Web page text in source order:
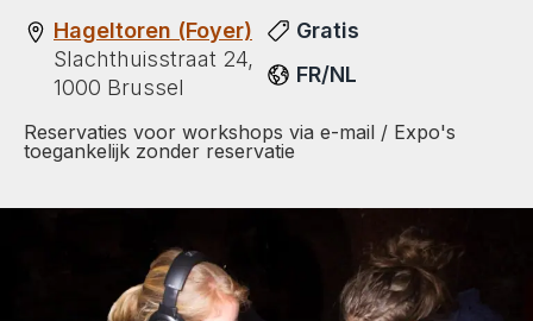
Hageltoren (Foyer)
Slachthuisstraat 24,
1000 Brussel
Gratis
FR/NL
Reservaties voor workshops via e-mail / Expo's
toegankelijk zonder reservatie